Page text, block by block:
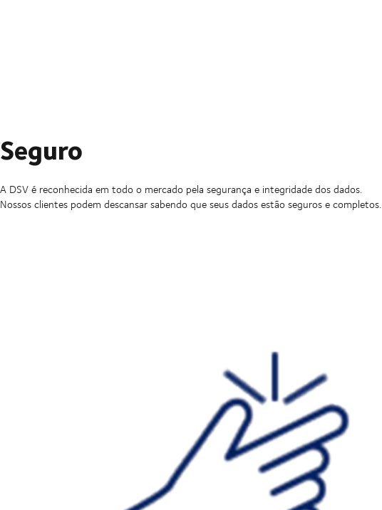
Seguro
A DSV é reconhecida em todo o mercado pela segurança e integridade dos dados.
Nossos clientes podem descansar sabendo que seus dados estão seguros e completos.